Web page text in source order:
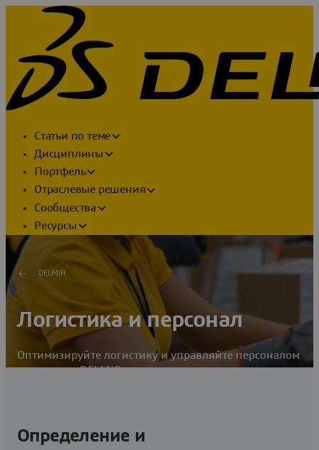
Статьи по теме
Дисциплины
Портфель
Отраслевые решения
Сообщества
Ресурсы
DELMIA
Логистика и персонал
Оптимизируйте логистику и управляйте персоналом
с помощью DELMIA
Operations
Определение и